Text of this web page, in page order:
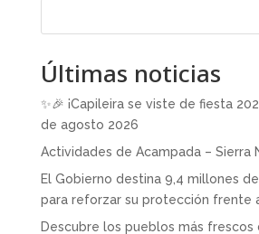
Últimas noticias
✨🎉 ¡Capileira se viste de fiesta
de agosto 2026
Actividades de Acampada – Sierra
El Gobierno destina 9,4 millones
para reforzar su protección frente
Descubre los pueblos más frescos